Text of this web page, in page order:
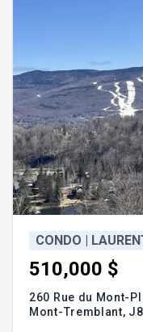
CONDO |
510,000 $
260 Rue du Mont-
Mont-Tremblant,